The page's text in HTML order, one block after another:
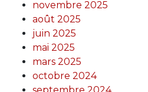
novembre 2025
août 2025
juin 2025
mai 2025
mars 2025
octobre 2024